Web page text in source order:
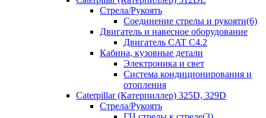
Стрела/Рукоять
Соединение стрелы и рукояти(6)
Двигатель и навесное оборудование
Двигатель CAT С4.2
Кабина, кузовные детали
Электроника и свет
Система кондиционирования и
отопления
Caterpillar (Катерпиллер) 325D, 329D
Стрела/Рукоять